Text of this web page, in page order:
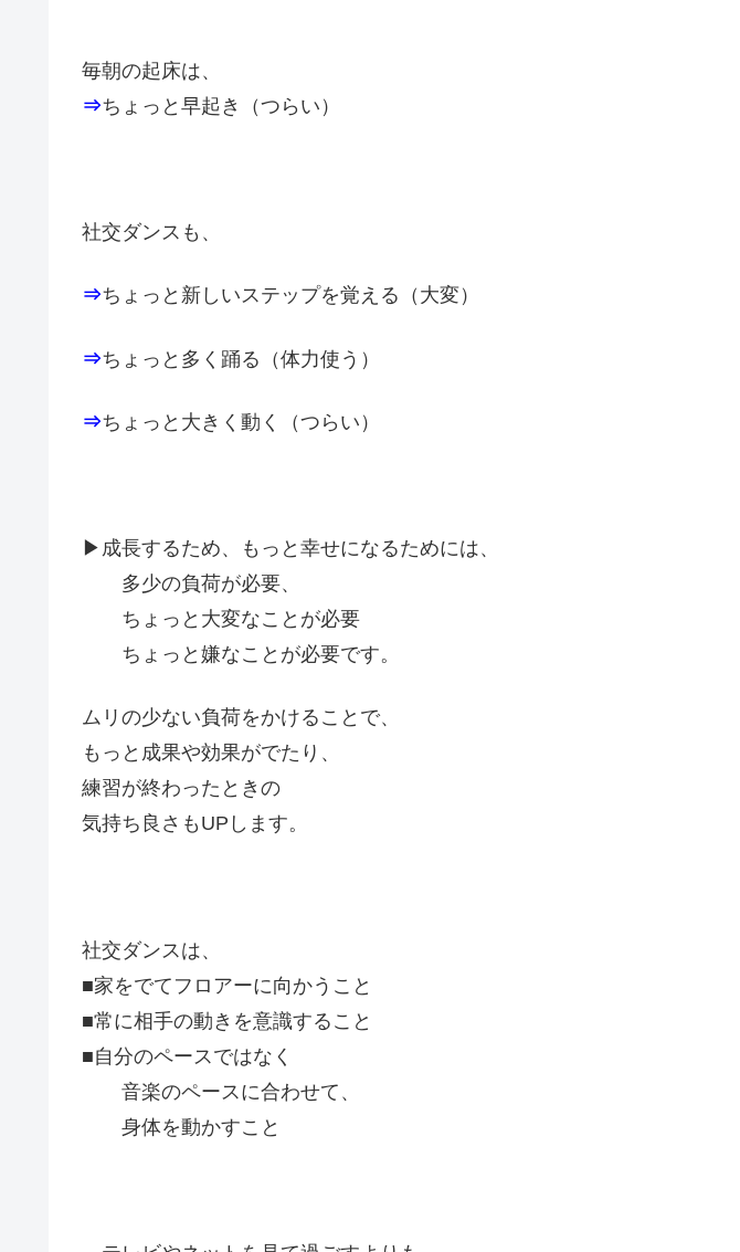
毎朝の起床は、
⇒ちょっと早起き（つらい）
社交ダンスも、
⇒ちょっと新しいステップを覚える（大変）
⇒ちょっと多く踊る（体力使う）
⇒ちょっと大きく動く（つらい）
▶成長するため、もっと幸せになるためには、
多少の負荷が必要、
ちょっと大変なことが必要
ちょっと嫌なことが必要です。
ムリの少ない負荷をかけることで、
もっと成果や効果がでたり、
練習が終わったときの
気持ち良さもUPします。
社交ダンスは、
■家をでてフロアーに向かうこと
■常に相手の動きを意識すること
■自分のペースではなく
音楽のペースに合わせて、
身体を動かすこと